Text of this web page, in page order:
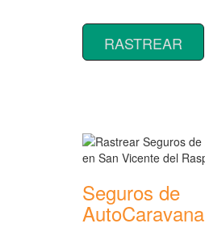
RASTREAR
Seguros de
AutoCaravana